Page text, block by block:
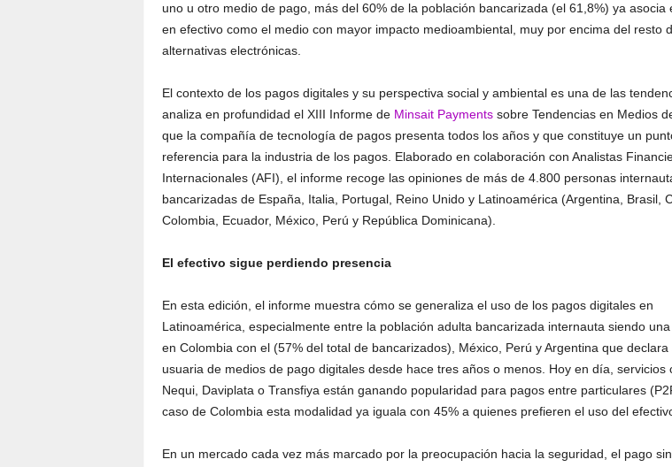
uno u otro medio de pago, más del 60% de la población bancarizada (el 61,8%) ya asocia
en efectivo como el medio con mayor impacto medioambiental, muy por encima del resto
alternativas electrónicas.
El contexto de los pagos digitales y su perspectiva social y ambiental es una de las
analiza en profundidad el XIII Informe de Minsait Paymentssobre Tendencias en Medios
que la compañía de tecnología de pagos presenta todos los años y que constituye un
referencia para la industria de los pagos. Elaborado en colaboración con Analistas
Internacionales (AFI), el informe recoge las opiniones de más de 4.800 personas
bancarizadas de España, Italia, Portugal, Reino Unido y Latinoamérica (Argentina, Brasil,
Colombia, Ecuador, México, Perú y República Dominicana).
El efectivo sigue perdiendo presencia
En esta edición, el informe muestra cómo se generaliza el uso de los pagos digitales en
Latinoamérica, especialmente entre la población adulta bancarizada internauta siendo
en Colombia con el (57% del total de bancarizados), México, Perú y Argentina que declara
usuaria de medios de pago digitales desde hace tres años o menos. Hoy en día, servicios
Nequi, Daviplata o Transfiya están ganando popularidad para pagos entre particulares
caso de Colombia esta modalidad ya iguala con 45% a quienes prefieren el uso del
En un mercado cada vez más marcado por la preocupación hacia la seguridad, el pago